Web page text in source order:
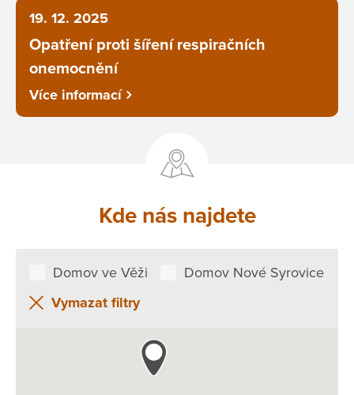
19. 12. 2025
Opatření proti šíření respiračních
onemocnění
Více informací
Kde nás najdete
Domov ve Věži
Domov Nové Syrovice
Vymazat filtry